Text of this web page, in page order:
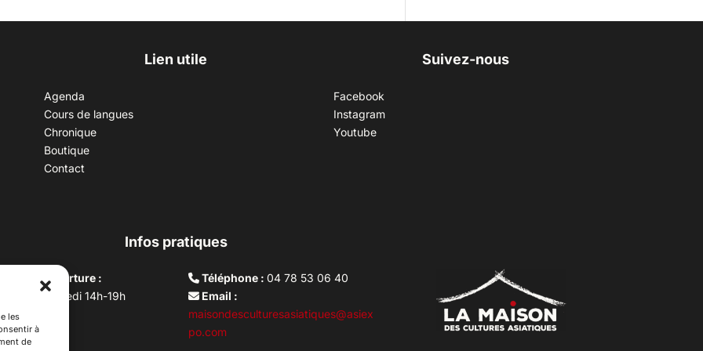
les
à
de
Lien utile
Agenda
Cours de langues
Chronique
Boutique
Contact
Suivez-nous
Facebook
Instagram
Youtube
Infos pratiques
d’ouverture :
au vendredi 14h-19h
10h –17h
lundi
Téléphone :04 78 53 06 40
Email :
maisondesculturesasiatiques@asiex
po.com